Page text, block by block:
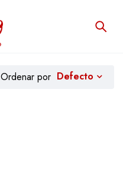
Ordenar por Defecto